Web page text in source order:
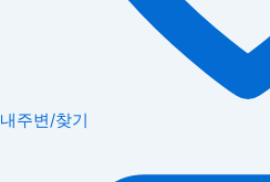
내주변/찾기